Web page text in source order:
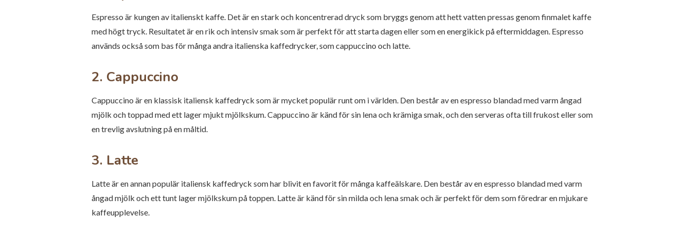
Espresso är kungen av italienskt kaffe. Det är en stark och koncentrerad dryck som bryggs genom att hett vatten pressas genom finmalet kaffe
med högt tryck. Resultatet är en rik och intensiv smak som är perfekt för att starta dagen eller som en energikick på eftermiddagen. Espresso
används också som bas för många andra italienska kaffedrycker, som cappuccino och latte.
2. Cappuccino
Cappuccino är en klassisk italiensk kaffedryck som är mycket populär runt om i världen. Den består av en espresso blandad med varm ångad
mjölk och toppad med ett lager mjukt mjölkskum. Cappuccino är känd för sin lena och krämiga smak, och den serveras ofta till frukost eller som
en trevlig avslutning på en måltid.
3. Latte
Latte är en annan populär italiensk kaffedryck som har blivit en favorit för många kaffeälskare. Den består av en espresso blandad med varm
ångad mjölk och ett tunt lager mjölkskum på toppen. Latte är känd för sin milda och lena smak och är perfekt för dem som föredrar en mjukare
kaffeupplevelse.